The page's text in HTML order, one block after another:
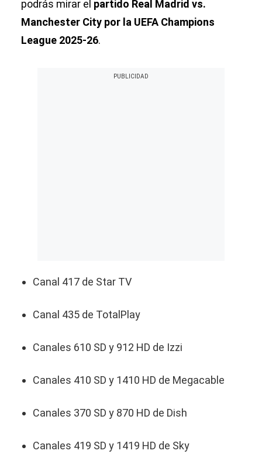
podrás mirar el partido Real Madrid vs.
Manchester City por la UEFA Champions
League 2025-26.
Canal 417 de Star TV
Canal 435 de TotalPlay
Canales 610 SD y 912 HD de Izzi
Canales 410 SD y 1410 HD de Megacable
Canales 370 SD y 870 HD de Dish
Canales 419 SD y 1419 HD de Sky